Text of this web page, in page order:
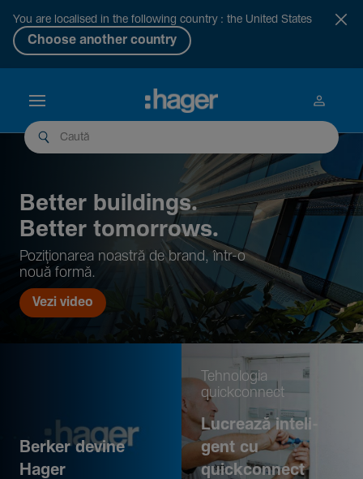
You are localised in the following country : the United States
Choose another country
Better buil­dings.
Better tomor­rows.
Pozi­țio­narea noastră de brand, într-o
nouă formă.
Vezi video
Berker devine
Hager
Tehno­logia
quickconnect
Lucrează inte­li­
gent cu
quickconnect